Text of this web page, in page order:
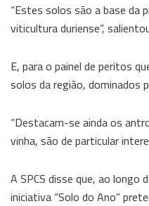
“Estes solos são a base da
viticultura duriense”,
E, para o painel de peritos
solos da região, dominados
“Destacam-se ainda os
vinha, são de particular
A SPCS disse que, ao longo
iniciativa “Solo do Ano”